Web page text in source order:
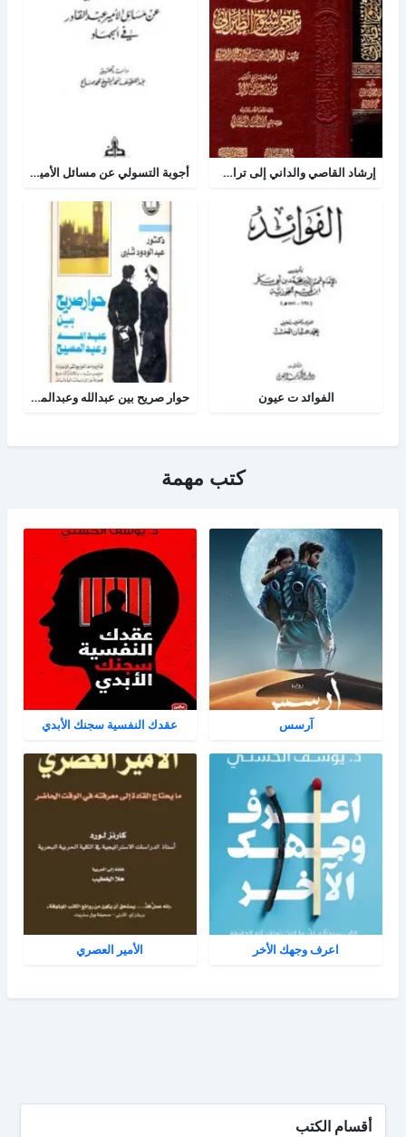
إرشاد القاصي والداني إلى تراجم شيوخ الطبراني أجوبة التسولي عن مسائل الأمير عبد القادر في الجهاد
الفوائد ت عيون حوار صريح بين عبدالله وعبدالمسيح
كتب مهمة
آرسس عقدك النفسية سجنك الأبدي
اعرف وجهك الأخر الأمير العصري
أقسام الكتب